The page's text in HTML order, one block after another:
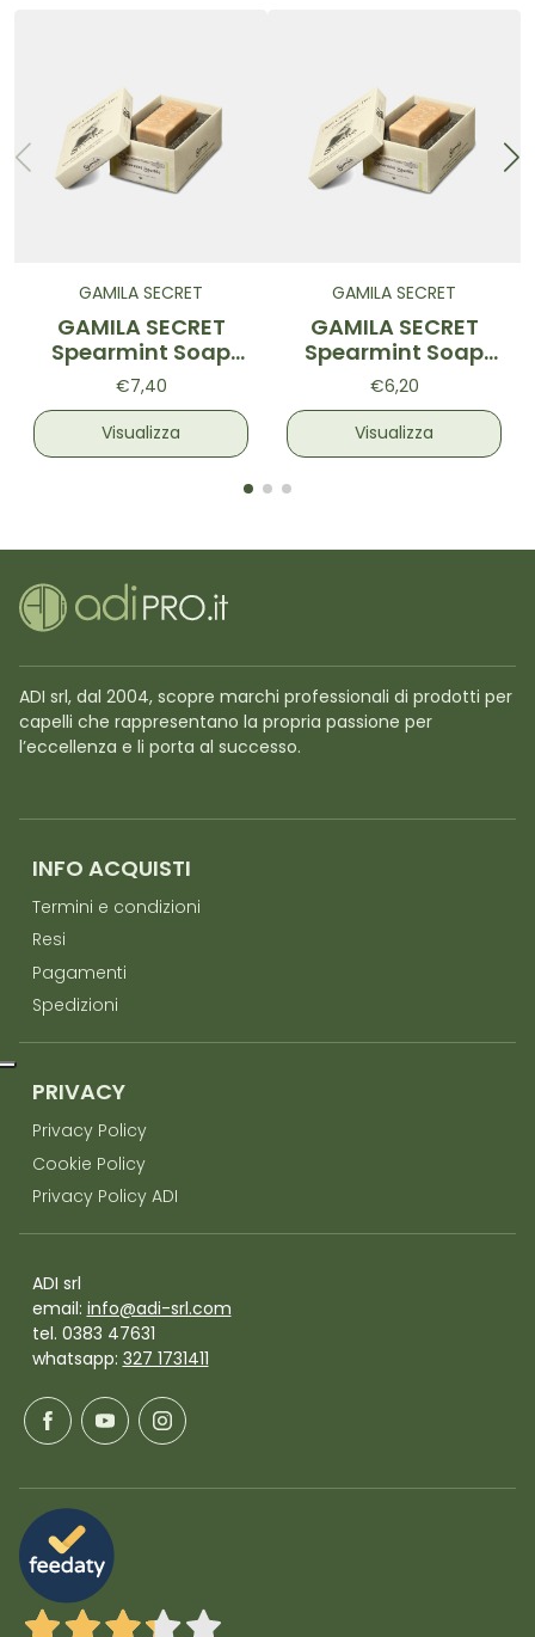
GAMILA SECRET
GAMILA SECRET
Spearmint Soap
Mini 30g
€7,40
Visualizza
GAMILA SECRET
GAMILA SECRET
Spearmint Soap
115g TESTER
€6,20
Visualizza
ADI srl, dal 2004, scopre marchi professionali di prodotti per
capelli che rappresentano la propria passione per
l’eccellenza e li porta al successo.
INFO ACQUISTI
Termini e condizioni
Resi
Pagamenti
Spedizioni
PRIVACY
Privacy Policy
Cookie Policy
Privacy Policy ADI
ADI srl
email: info@adi-srl.com
tel. 0383 47631
whatsapp: 327 1731411